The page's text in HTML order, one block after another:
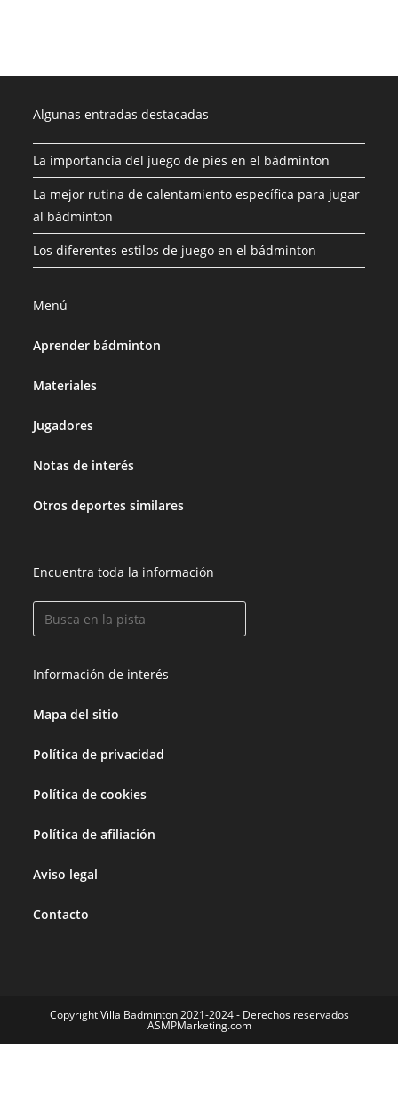
Algunas entradas destacadas
La importancia del juego de pies en el bádminton
La mejor rutina de calentamiento específica para jugar
al bádminton
Los diferentes estilos de juego en el bádminton
Menú
Aprender bádminton
Materiales
Jugadores
Notas de interés
Otros deportes similares
Encuentra toda la información
Información de interés
Mapa del sitio
Política de privacidad
Política de cookies
Política de afiliación
Aviso legal
Contacto
Copyright Villa Badminton 2021-2024 - Derechos reservados
ASMPMarketing.com